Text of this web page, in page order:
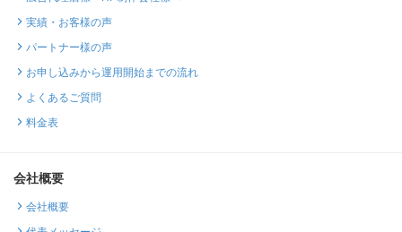
実績・お客様の声
パートナー様の声
お申し込みから運用開始までの流れ
よくあるご質問
料金表
会社概要
会社概要